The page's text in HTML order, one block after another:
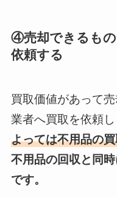
④売却できるもの
依頼する
買取価値があって
業者へ買取を依頼し
よっては不用品の
不用品の回収と同
です。